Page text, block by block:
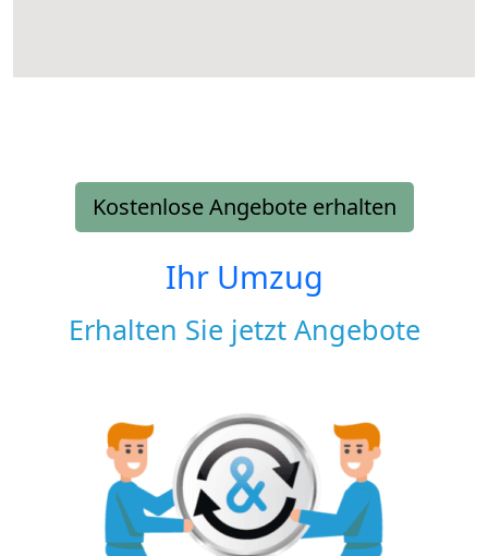
Kostenlose Angebote erhalten
Ihr Umzug
Erhalten Sie jetzt Angebote